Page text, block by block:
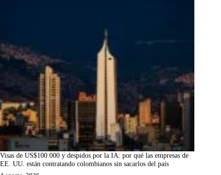
Visas de US$100.000 y despidos por la IA: por qué las empresas de
EE. UU. están contratando colombianos sin sacarlos del país